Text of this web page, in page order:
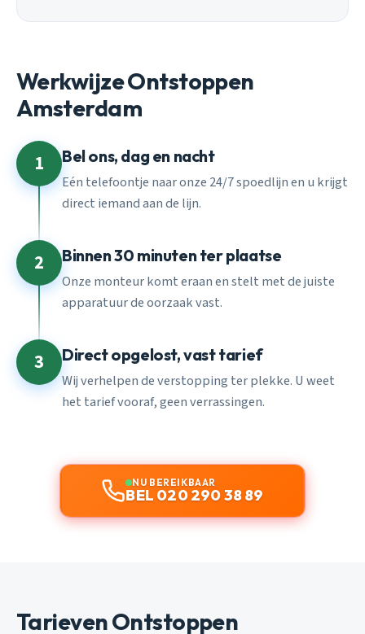
Werkwijze Ontstoppen
Amsterdam
1 Bel ons, dag en nacht
Eén telefoontje naar onze 24/7 spoedlijn en u krijgt
direct iemand aan de lijn.
2 Binnen 30 minuten ter plaatse
Onze monteur komt eraan en stelt met de juiste
apparatuur de oorzaak vast.
3 Direct opgelost, vast tarief
Wij verhelpen de verstopping ter plekke. U weet
het tarief vooraf, geen verrassingen.
NU BEREIKBAAR
BEL 020 290 38 89
Tarieven Ontstoppen